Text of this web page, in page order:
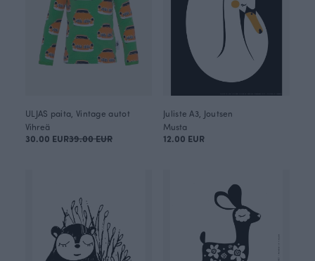
ULJAS paita, Vintage autot
Vihreä
30.00 EUR39.00 EUR
Juliste A3, Joutsen
Musta
12.00 EUR